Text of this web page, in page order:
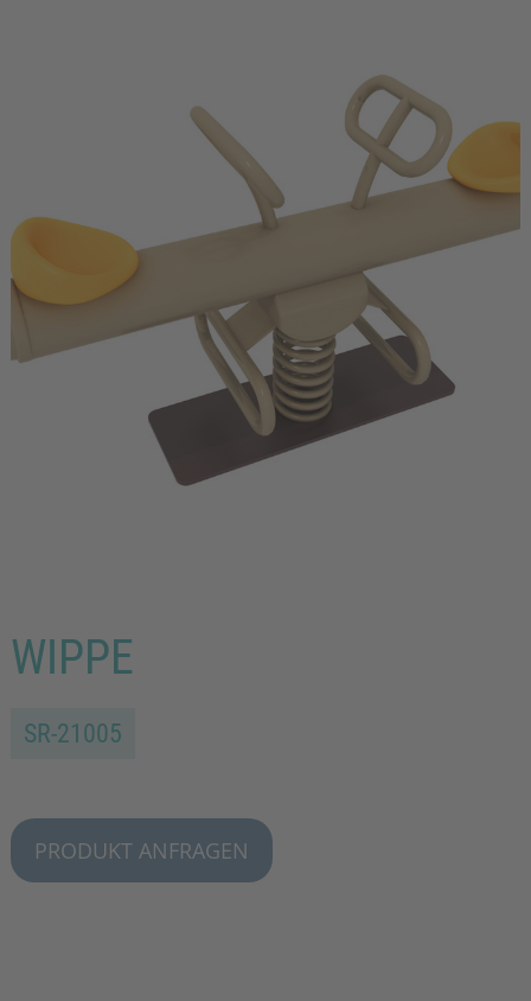
WIPPE
SR-21005
PRODUKT ANFRAGEN